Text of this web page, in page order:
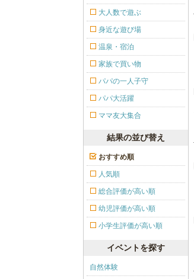
大人数で遊ぶ
身近な遊び場
温泉・宿泊
家族で買い物
パパの一人子守
パパ大活躍
ママ友大集合
結果の並び替え
おすすめ順
人気順
総合評価が高い順
幼児評価が高い順
小学生評価が高い順
イベントを探す
自然体験